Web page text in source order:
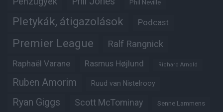
Phil Neville
Pletykák, átigazolások Podcast
Premier League Ralf Rangnick
Raphaël Varane Rasmus Højlund Richard Arnold
Ruben Amorim Ruud van Nistelrooy
Ryan Giggs Scott McTominay Senne Lammens